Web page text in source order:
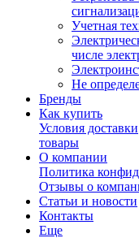
Учетная
числе
Не
Бренды
Как купить
Условия доставки
товары
О компании
Политика
Отзывы о
Статьи и новости
Контакты
Еще